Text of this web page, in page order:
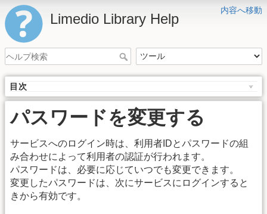
内容へ移動
Limedio Library Help
目次
パスワードを変更する
サービスへのログイン時は、利用者IDとパスワードの組
み合わせによって利用者の認証が行われます。
パスワードは、必要に応じていつでも変更できます。
変更したパスワードは、次にサービスにログインすると
きから有効です。